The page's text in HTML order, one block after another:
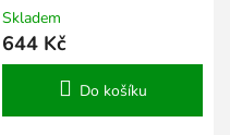
Skladem
644 Kč
Do košíku